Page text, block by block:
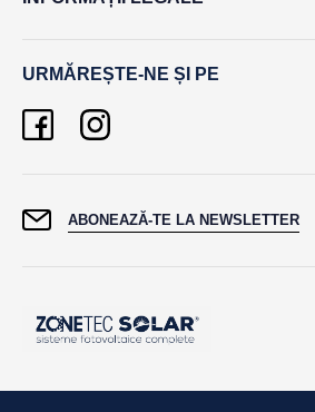
URMĂREȘTE-NE ȘI PE
ABONEAZĂ-TE LA NEWSLETTER